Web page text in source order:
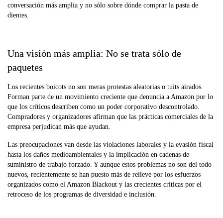
conversación más amplia y no sólo sobre dónde comprar la pasta de
dientes.
Una visión más amplia: No se trata sólo de
paquetes
Los recientes boicots no son meras protestas aleatorias o tuits airados.
Forman parte de un movimiento creciente que denuncia a Amazon por lo
que los críticos describen como un poder corporativo descontrolado.
Compradores y organizadores afirman que las prácticas comerciales de la
empresa perjudican más que ayudan.
Las preocupaciones van desde las violaciones laborales y la evasión fiscal
hasta los daños medioambientales y la implicación en cadenas de
suministro de trabajo forzado. Y aunque estos problemas no son del todo
nuevos, recientemente se han puesto más de relieve por los esfuerzos
organizados como el Amazon Blackout y las crecientes críticas por el
retroceso de los programas de diversidad e inclusión.